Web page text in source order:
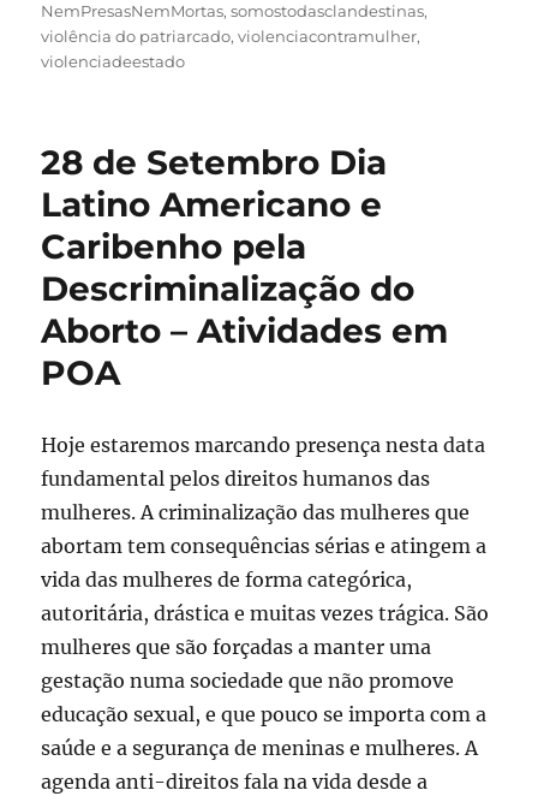
NemPresasNemMortas,somostodasclandestinas,
violência do patriarcado,violenciacontramulher,
violenciadeestado
28 de Setembro Dia
Latino Americano e
Caribenho pela
Descriminalização do
Aborto – Atividades em
POA
Hoje estaremos marcando presença nesta data
fundamental pelos direitos humanos das
mulheres. A criminalização das mulheres que
abortam tem consequências sérias e atingem a
vida das mulheres de forma categórica,
autoritária, drástica e muitas vezes trágica. São
mulheres que são forçadas a manter uma
gestação numa sociedade que não promove
educação sexual, e que pouco se importa com a
saúde e a segurança de meninas e mulheres. A
agenda anti-direitos fala na vida desde a